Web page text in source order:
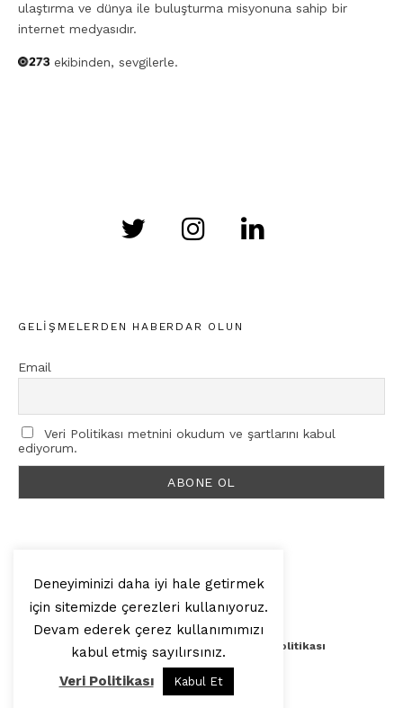
ulaştırma ve dünya ile buluşturma misyonuna sahip bir
internet medyasıdır.
ekibinden, sevgilerle.
GELIŞMELERDEN HABERDAR OLUN
Email
Veri Politikası metnini okudum ve şartlarını kabul
ediyorum.
© 2025, Artilop
Künye Yazar Başvurusu Veri Politikası
Yukarı Çık
Deneyiminizi daha iyi hale getirmek
için sitemizde çerezleri kullanıyoruz.
Devam ederek çerez kullanımımızı
kabul etmiş sayılırsınız.
Veri Politikası
Kabul Et